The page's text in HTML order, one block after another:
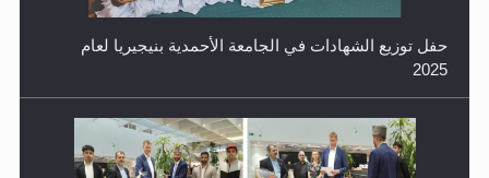
حفل توزيع الشهادات في الجامعة الأحمدية بنيجيريا لعام
2025